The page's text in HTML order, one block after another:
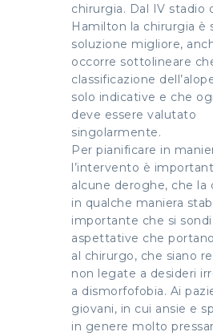
chirurgia. Dal IV stadio
Hamilton la chirurgia è
soluzione migliore,
occorre sottolineare
classificazione
solo indicative e che
deve essere valutato
singolarmente.
Per pianificare in
l’intervento è
alcune deroghe, che la
in qualche maniera
importante che si
aspettative che
al chirurgo, che siano
non legate a desideri
a dismorfofobia. Ai
giovani, in cui ansie e
in genere molto